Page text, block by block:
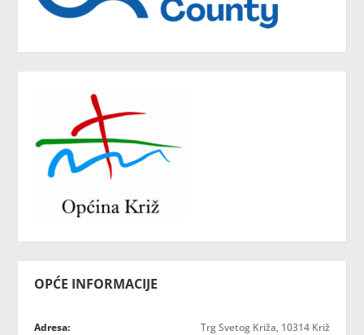
OPĆE INFORMACIJE
Adresa: Trg Svetog Križa, 10314 Križ